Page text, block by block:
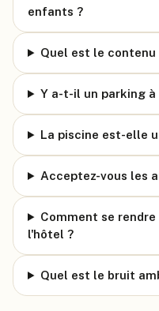
enfants ?
Quel est le
Y a-t-il un parking à
La piscine est-elle
Acceptez-vous les
Comment se
l'hôtel ?
Quel est le bruit